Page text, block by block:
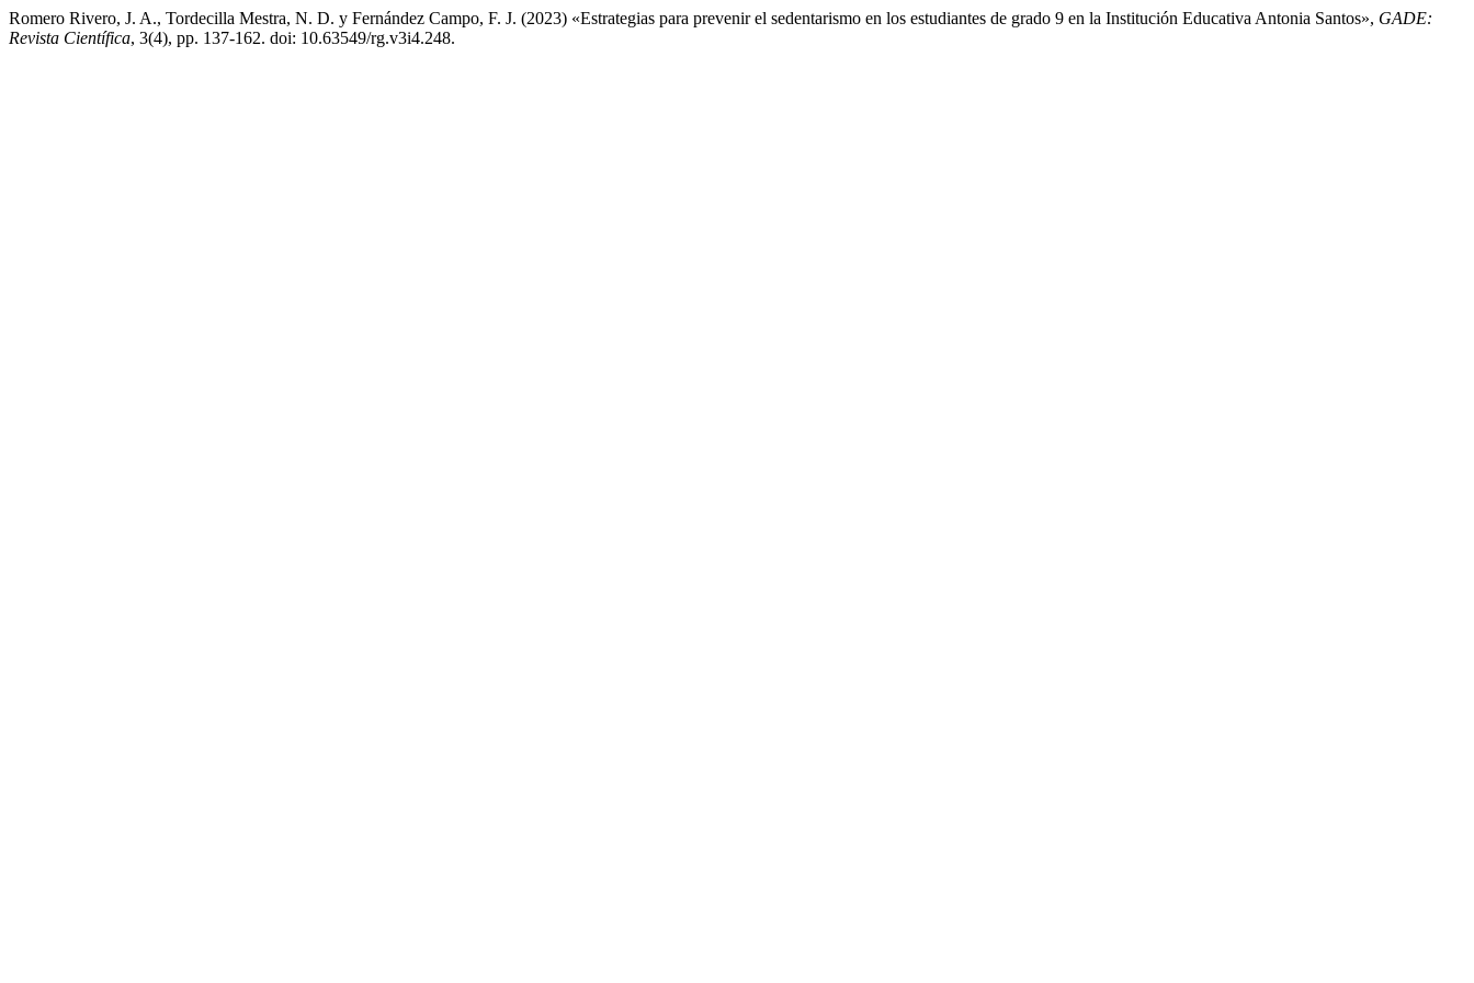
Romero Rivero, J. A., Tordecilla Mestra, N. D. y Fernández Campo, F. J. (2023) «Estrategias para prevenir el sedentarismo en los estudiantes de grado 9 en la Institución Educativa Antonia Santos», GADE:
Revista Científica, 3(4), pp. 137-162. doi: 10.63549/rg.v3i4.248.